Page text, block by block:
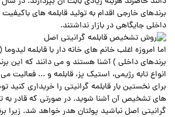
برندهای خارجی اقدام به تولید قابلمه های
داخلی جایگاهی در بازار نداشتند.
اما امروزه اغلب خانم های خانه دار با قابلمه
برندهای داخلی ) آشنا هستند و می دانند که این
انواع تابه رژیمی، استیک پز، قابلمه و ... فعالیت
برای نخستین بار قابلمه گرانیتی را خریداری کنید
های تشخیص آن آشنا شوید. در صورتی که قادر به
گرانیتی اصل نباشید پولتان هدر خواهد شد. زیرا